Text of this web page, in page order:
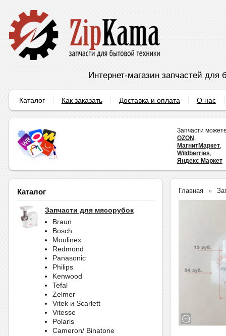
Интернет-магазин запчастей для
Каталог Как заказать Доставка и оплата О нас
Запчасти
OZON ,
МагнитМаркет,
Wildberries,
Яндекс Маркет
Каталог
Запчасти для мясорубок
Braun
Bosch
Moulinex
Redmond
Panasonic
Philips
Kenwood
Tefal
Zelmer
Vitek и Scarlett
Vitesse
Polaris
Cameron/ Binatone
Главная